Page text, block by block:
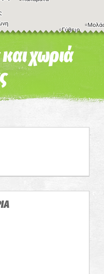
υπόκειται σε πνευματικά δικαιώματα Όροι
χωριά